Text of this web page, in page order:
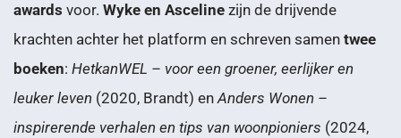
awards voor. Wyke en Asceline zijn de drijvende
krachten achter het platform en schreven samen twee
boeken: HetkanWEL – voor een groener, eerlijker en
leuker leven (2020, Brandt) enAnders Wonen –
inspirerende verhalen en tips van woonpioniers (2024,